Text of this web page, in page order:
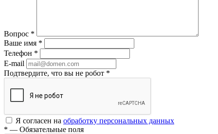
Вопрос *
Ваше имя *
Телефон *
E-mail
Подтвердите, что вы не робот *
Я согласен на обработку персональных данных
* — Обязательные поля